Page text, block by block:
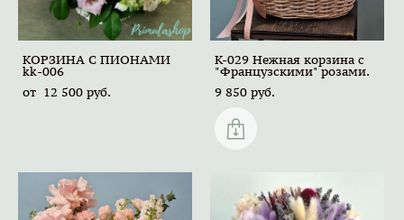
КОРЗИНА С ПИОНАМИ
kk-006
от 12 500 pуб.
K-029 Нежная корзина с
"Французскими" розами.
9 850 pуб.